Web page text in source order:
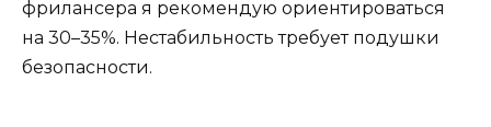
фрилансера я рекомендую ориентироваться
на 30–35%. Нестабильность требует подушки
безопасности.